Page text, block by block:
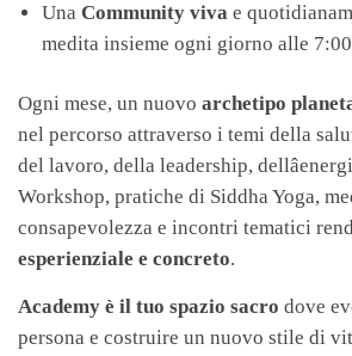
Una Community viva e
medita insieme ogni giorno alle
Ogni mese, un nuovo archetipo
nel percorso attraverso i temi della
del lavoro, della leadership,
Workshop, pratiche di Siddha Yoga,
consapevolezza e incontri tematici
esperienziale e concreto.
Academy è il tuo spazio sacro dove
persona e costruire un nuovo stile di